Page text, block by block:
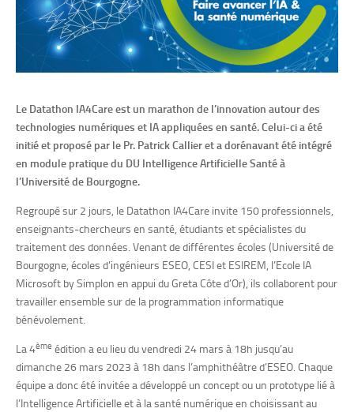
Le Datathon IA4Care est un marathon de l’innovation autour des
technologies numériques et IA appliquées en santé. Celui-ci a été
initié et proposé par le Pr. Patrick Callier et a dorénavant été intégré
en module pratique du DU Intelligence Artificielle Santé à
l’Université de Bourgogne.
Regroupé sur 2 jours, le Datathon IA4Care invite 150 professionnels,
enseignants-chercheurs en santé, étudiants et spécialistes du
traitement des données. Venant de différentes écoles (Université de
Bourgogne, écoles d’ingénieurs ESEO, CESI et ESIREM, l’Ecole IA
Microsoft by Simplon en appui du Greta Côte d’Or), ils collaborent pour
travailler ensemble sur de la programmation informatique
bénévolement.
La 4ème édition a eu lieu du vendredi 24 mars à 18h jusqu’au
dimanche 26 mars 2023 à 18h dans l’amphithéâtre d’ESEO. Chaque
équipe a donc été invitée a développé un concept ou un prototype lié à
l’Intelligence Artificielle et à la santé numérique en choisissant au